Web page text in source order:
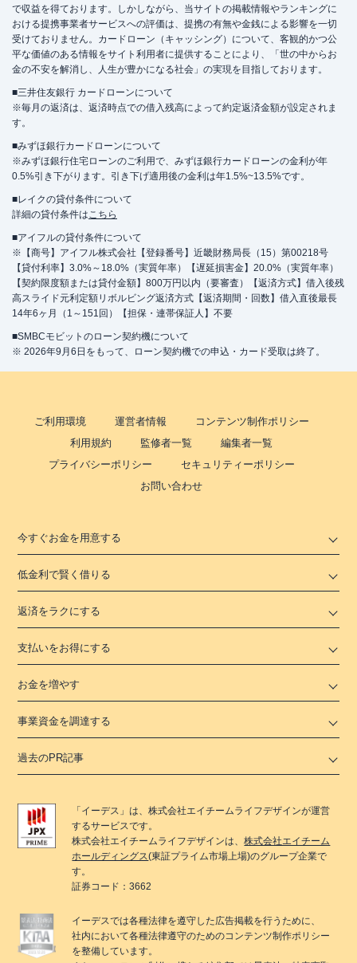
で収益を得ております。しかしながら、当サイトの掲載情報やランキングに
おける提携事業者サービスへの評価は、提携の有無や金銭による影響を一切
受けておりません。カードローン（キャッシング）について、客観的かつ公
平な価値のある情報をサイト利用者に提供することにより、「世の中からお
金の不安を解消し、人生が豊かになる社会」の実現を目指しております。
■三井住友銀行 カードローンについて
※毎月の返済は、返済時点での借入残高によって約定返済金額が設定されま
す。
■みずほ銀行カードローンについて
※みずほ銀行住宅ローンのご利用で、みずほ銀行カードローンの金利が年
0.5%引き下がります。引き下げ適用後の金利は年1.5%~13.5%です。
■レイクの貸付条件について
詳細の貸付条件はこちら
■アイフルの貸付条件について
※【商号】アイフル株式会社【登録番号】近畿財務局長（15）第00218号
【貸付利率】3.0%～18.0%（実質年率）【遅延損害金】20.0%（実質年率）
【契約限度額または貸付金額】800万円以内（要審査）【返済方式】借入後残
高スライド元利定額リボルビング返済方式【返済期間・回数】借入直後最長
14年6ヶ月（1～151回）【担保・連帯保証人】不要
■SMBCモビットのローン契約機について
※ 2026年9月6日をもって、ローン契約機での申込・カード受取は終了。
ご利用環境 運営者情報
コンテンツ制作ポリシー
利用規約
監修者一覧
編集者一覧
プライバシーポリシー
セキュリティーポリシー
お問い合わせ
今すぐお金を用意する
低金利で賢く借りる
返済をラクにする
支払いをお得にする
お金を増やす
事業資金を調達する
過去のPR記事
「 イーデス 」は、株式会社エイチームライフデザインが運営
するサービスです。
株式会社エイチームライフデザインは、株式会社エイチーム
ホールディングス(東証プライム市場上場)のグループ企業で
す。
証券コード：3662
イーデスでは各種法律を遵守した広告掲載を行うために、
社内において各種法律遵守のためのコンテンツ制作ポリシー
を整備しています。